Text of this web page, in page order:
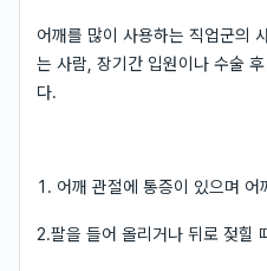
어깨를 많이 사용하는 직업군의
는 사람, 장기간 입원이나 수술
다.
1. 어깨 관절에 통증이 있으며 어
2.팔을 들어 올리거나 뒤로 젖힐